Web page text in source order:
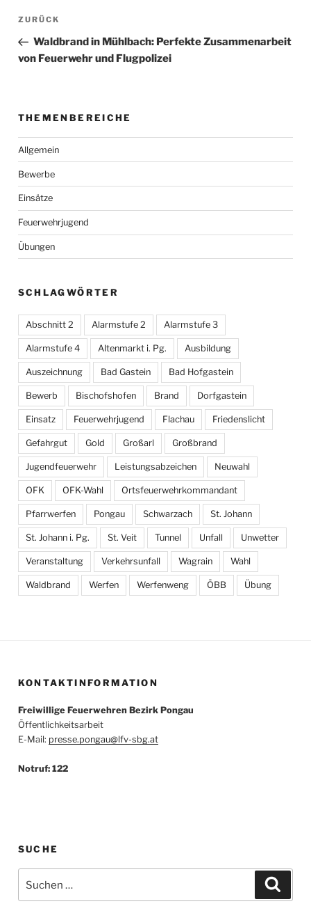
Beitragsnavigation
Vorheriger
ZURÜCK
Waldbrand in Mühlbach: Perfekte Zusammenarbeit
von Feuerwehr und Flugpolizei
THEMENBEREICHE
Allgemein
Bewerbe
Einsätze
Feuerwehrjugend
Übungen
SCHLAGWÖRTER
Abschnitt 2 Alarmstufe 2 Alarmstufe 3
Alarmstufe 4 Altenmarkt i. Pg. Ausbildung
Auszeichnung Bad Gastein Bad Hofgastein
Bewerb Bischofshofen Brand Dorfgastein
Einsatz Feuerwehrjugend Flachau Friedenslicht
Gefahrgut Gold Großarl Großbrand
Jugendfeuerwehr Leistungsabzeichen Neuwahl
OFK OFK-Wahl Ortsfeuerwehrkommandant
Pfarrwerfen Pongau Schwarzach St. Johann
St. Johann i. Pg. St. Veit Tunnel Unfall Unwetter
Veranstaltung Verkehrsunfall Wagrain Wahl
Waldbrand Werfen Werfenweng ÖBB Übung
KONTAKTINFORMATION
Freiwillige Feuerwehren Bezirk Pongau
Öffentlichkeitsarbeit
E-Mail: presse.pongau@lfv-sbg.at
Notruf: 122
SUCHE
nach: